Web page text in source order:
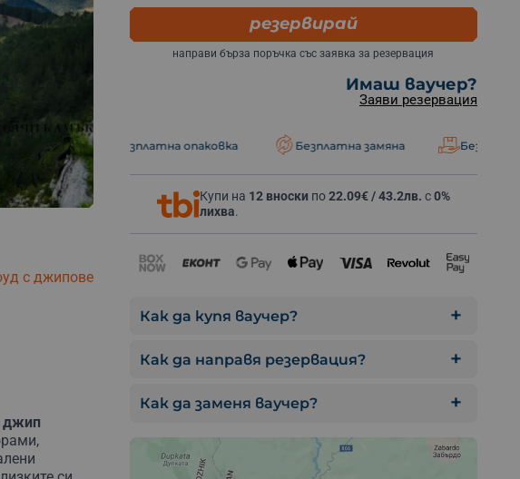
с джипове
джип
резервирай
направи бърза поръчка със заявка за резервация
Имаш ваучер?
Заяви резервация
Безплатна опаковка Безплатна замяна Безплатна доставка
Купи на 12 вноски по22.09€ / 43.2лв. с0%
лихва.
Как да купя ваучер?
Как да направя резервация?
Как да заменя ваучер?